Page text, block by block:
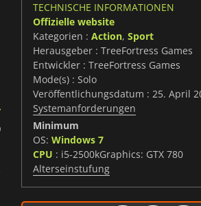
TECHNISCHE INFORMATIONEN
Offizielle website
Kategorien : Action, Sport
Herausgeber : TreeFortress Games
Entwickler : TreeFortress Games
Mode(s) : Solo
Veröffentlichungsdatum : 25. April
Systemanforderungen
Minimum
OS: Windows 7
CPU : i5-2500kGraphics: GTX 780
Alterseinstufung